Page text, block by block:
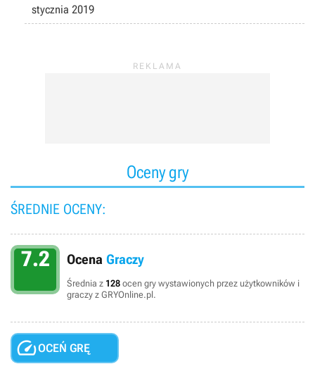
stycznia 2019
Oceny gry
ŚREDNIE OCENY:
7.2 Ocena Graczy
Średnia z 128 ocen gry wystawionych przez użytkowników i
graczy z GRYOnline.pl.
OCEŃ GRĘ